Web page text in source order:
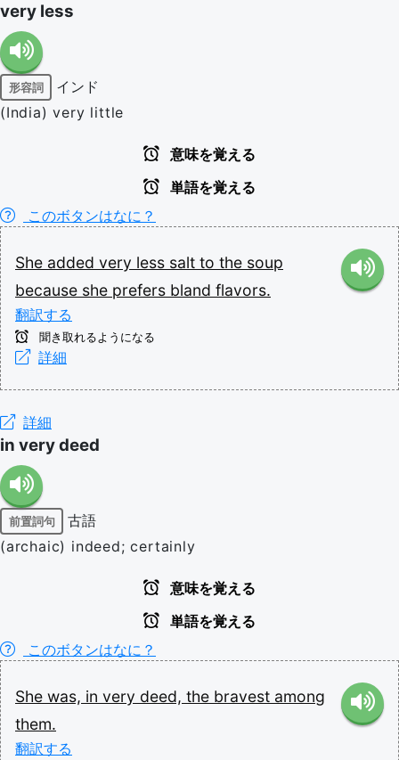
very less
形容詞
インド
(India) very little
意味を覚える
単語を覚える
このボタンはなに？
She added very less salt to the soup
because she prefers bland flavors.
翻訳する
聞き取れるようになる
詳細
詳細
in very deed
前置詞句
古語
(archaic) indeed; certainly
意味を覚える
単語を覚える
このボタンはなに？
She was, in very deed, the bravest among
them.
翻訳する